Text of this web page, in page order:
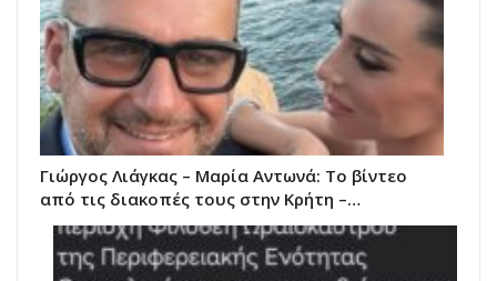
Γιώργος Λιάγκας – Μαρία Αντωνά: Το βίντεο
από τις διακοπές τους στην Κρήτη –…